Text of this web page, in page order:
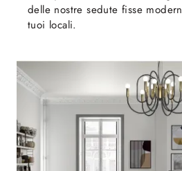
delle nostre sedute fisse
tuoi locali.